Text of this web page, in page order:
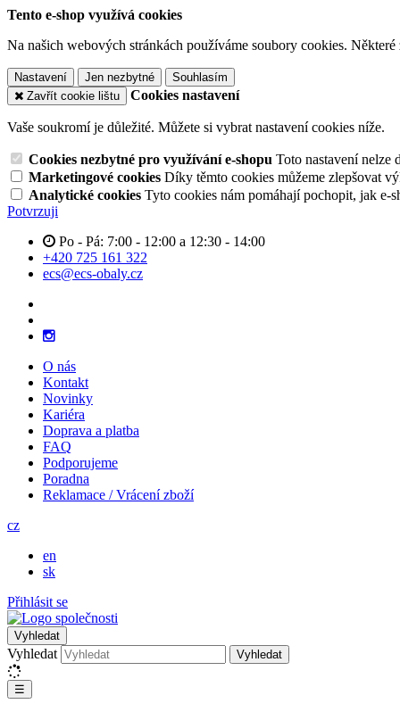
Tento e-shop využívá cookies
Na našich webových stránkách používáme soubory cookies.
Nastavení Jen nezbytné
Souhlasím
Zavřít cookie lištu
Cookies nastavení
Vaše soukromí je důležité. Můžete si vybrat nastavení cookies níže.
Cookies nezbytné pro využívání e-shopu Toto nastavení nelze
Marketingové cookies Díky těmto cookies můžeme zlepšovat
Analytické cookies Tyto cookies nám pomáhají pochopit, jak e-
Potvrzuji
Po - Pá: 7:00 - 12:00 a 12:30 - 14:00
+420 725 161 322
ecs@ecs-obaly.cz
O nás
Kontakt
Novinky
Kariéra
Doprava a platba
FAQ
Podporujeme
Poradna
Reklamace / Vrácení zboží
cz
en
sk
Přihlásit se
Vyhledat
Vyhledat Vyhledat
☰